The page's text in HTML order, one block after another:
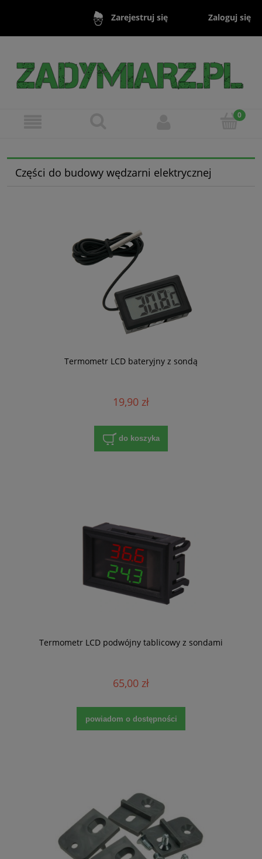
Zarejestruj się Zaloguj się
Części do budowy wędzarni elektrycznej
Termometr LCD bateryjny z sondą
19,90 zł
do koszyka
Termometr LCD podwójny tablicowy z sondami
65,00 zł
powiadom o dostępności